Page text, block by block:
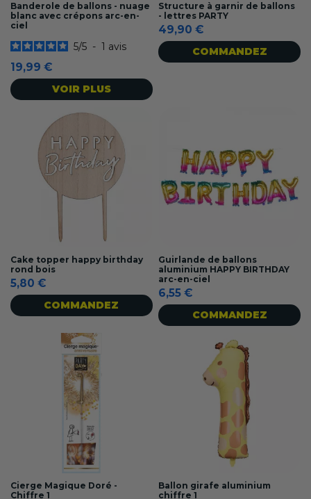
Banderole de ballons - nuage
blanc avec crépons arc-en-
ciel
5/5 - 1 avis
19,99 €
VOIR PLUS
Structure à garnir de ballons
- lettres PARTY
49,90 €
COMMANDEZ
Cake topper happy birthday
rond bois
5,80 €
COMMANDEZ
Guirlande de ballons
aluminium HAPPY BIRTHDAY
arc-en-ciel
6,55 €
COMMANDEZ
Cierge Magique Doré -
Chiffre 1
Ballon girafe aluminium
chiffre 1